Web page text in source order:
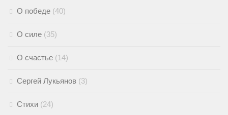
О победе (40)
О силе (35)
О счастье (14)
Сергей Лукьянов (3)
Стихи (24)